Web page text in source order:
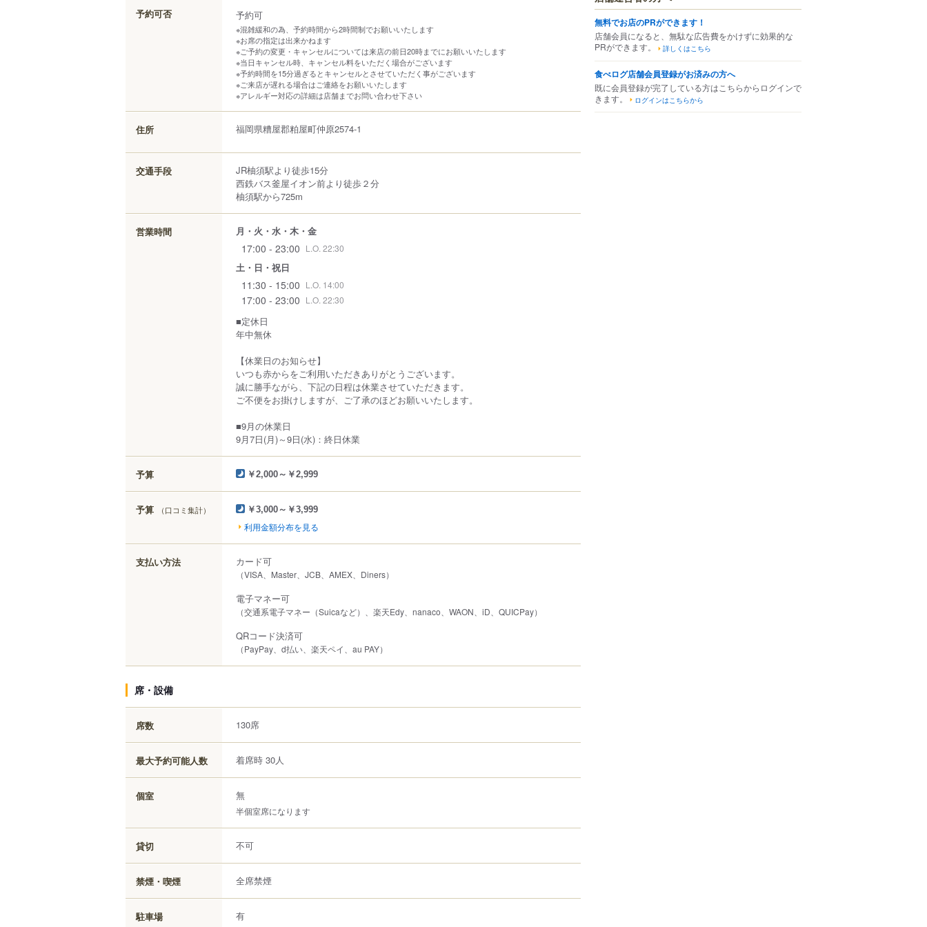
予約可否 予約可
※混雑緩和の為、予約時間から2時間制でお願いいたします
※お席の指定は出来かねます
※ご予約の変更・キャンセルについては来店の前日20時までにお願いいたします
※当日キャンセル時、キャンセル料をいただく場合がございます
※予約時間を15分過ぎるとキャンセルとさせていただく事がございます
※ご来店が遅れる場合はご連絡をお願いいたします
※アレルギー対応の詳細は店舗までお問い合わせ下さい
住所 福岡県糟屋郡粕屋町仲原2574-1
交通手段
JR柚須駅より徒歩15分
西鉄バス釜屋イオン前より徒歩２分
柚須駅から725m
営業時間 月・火・水・木・金
17:00 - 23:00 L.O. 22:30
土・日・祝日
11:30 - 15:00 L.O. 14:00
17:00 - 23:00 L.O. 22:30
■定休日
年中無休
【休業日のお知らせ】
いつも赤からをご利用いただきありがとうございます。
誠に勝手ながら、下記の日程は休業させていただきます。
ご不便をお掛けしますが、ご了承のほどお願いいたします。
■9月の休業日
9月7日(月)～9日(水)：終日休業
予算 ￥2,000～￥2,999
予算 （口コミ集計） ￥3,000～￥3,999
利用金額分布を見る
支払い方法 カード可
（VISA、Master、JCB、AMEX、Diners）
電子マネー可
（交通系電子マネー（Suicaなど）、楽天Edy、nanaco、WAON、iD、QUICPay）
QRコード決済可
（PayPay、d払い、楽天ペイ、au PAY）
席・設備
席数 130席
最大予約可能人数 着席時 30人
個室 無
半個室席になります
貸切 不可
禁煙・喫煙 全席禁煙
駐車場 有
無料でお店のPRができます！
店舗会員になると、無駄な広告費をかけずに効果的な
PRができます。
詳しくはこちら
食べログ店舗会員登録がお済みの方へ
既に会員登録が完了している方はこちらからログインで
きます。
ログインはこちらから